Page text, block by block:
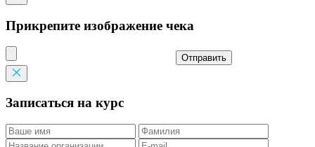
Прикрепите изображение чека
Отправить
Записаться на курс